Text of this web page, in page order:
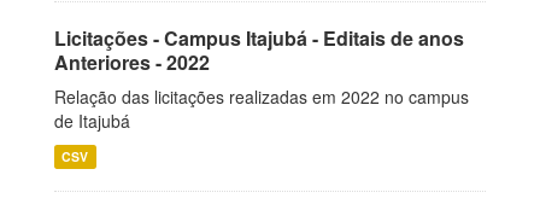
Licitações - Campus Itajubá - Editais de anos
Anteriores - 2022
Relação das licitações realizadas em 2022 no campus
de Itajubá
CSV